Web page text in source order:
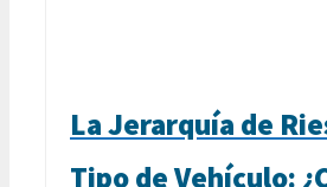
La Jerarquía de
Tipo de Vehículo: